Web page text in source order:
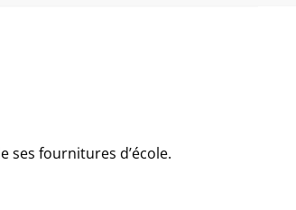
ses fournitures d’école.